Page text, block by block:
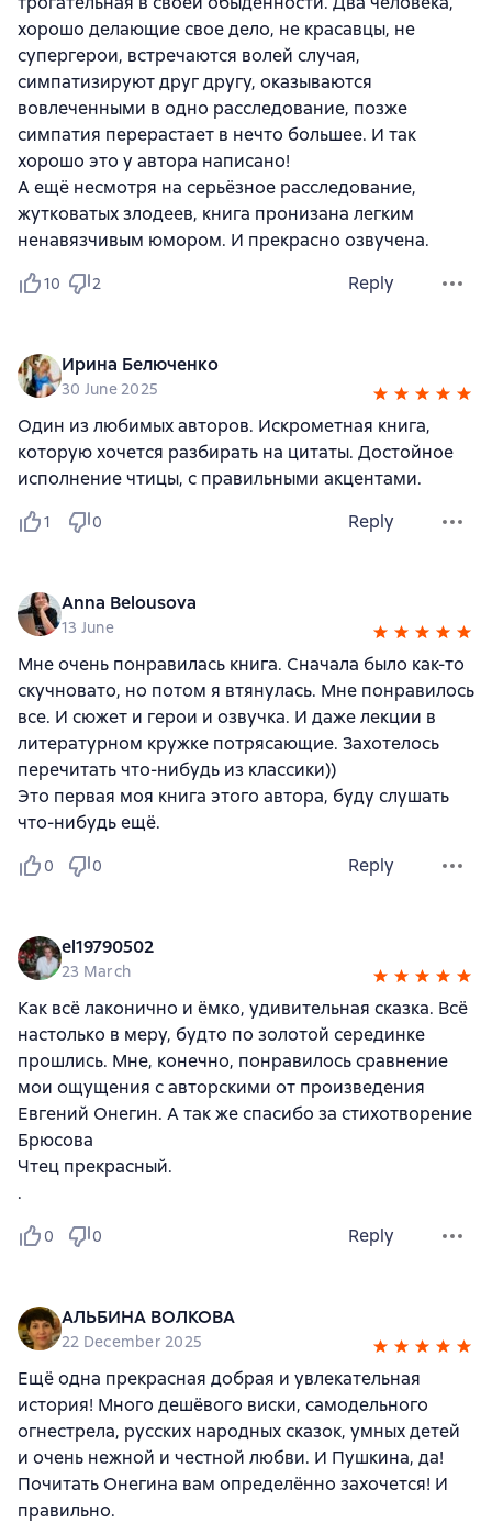
хорошо делающие свое дело, не красавцы, не
супергерои, встречаются волей случая,
симпатизируют друг другу, оказываются
вовлеченными в одно расследование, позже
симпатия перерастает в нечто большее. И так
хорошо это у автора написано!
А ещё несмотря на серьёзное расследование,
жутковатых злодеев, книга пронизана легким
ненавязчивым юмором. И прекрасно озвучена.
10 2 Reply
Ирина Белюченко
30 June 2025
Один из любимых авторов. Искрометная книга,
которую хочется разбирать на цитаты. Достойное
исполнение чтицы, с правильными акцентами.
1 0 Reply
Anna Belousova
13 June
Мне очень понравилась книга. Сначала было как-то
скучновато, но потом я втянулась. Мне понравилось
все. И сюжет и герои и озвучка. И даже лекции в
литературном кружке потрясающие. Захотелось
перечитать что-нибудь из классики))
Это первая моя книга этого автора, буду слушать
что-нибудь ещё.
0 0 Reply
el19790502
23 March
Как всё лаконично и ёмко, удивительная сказка. Всё
настолько в меру, будто по золотой серединке
прошлись. Мне, конечно, понравилось сравнение
мои ощущения с авторскими от произведения
Евгений Онегин. А так же спасибо за стихотворение
Брюсова
Чтец прекрасный.
.
0 0 Reply
АЛЬБИНА ВОЛКОВА
22 December 2025
Ещё одна прекрасная добрая и увлекательная
история! Много дешёвого виски, самодельного
огнестрела, русских народных сказок, умных детей
и очень нежной и честной любви. И Пушкина, да!
Почитать Онегина вам определённо захочется! И
правильно.